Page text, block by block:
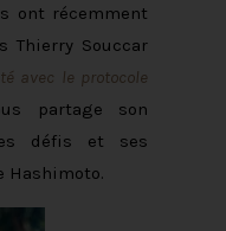
ont récemment
Thierry Souccar
avec le protocole
partage son
défis et ses
Hashimoto.